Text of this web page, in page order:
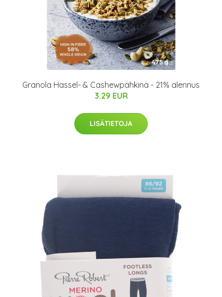
Granola Hassel- & Cashewpähkinä - 21% alennus
3.29 EUR
LISÄTIETOJA